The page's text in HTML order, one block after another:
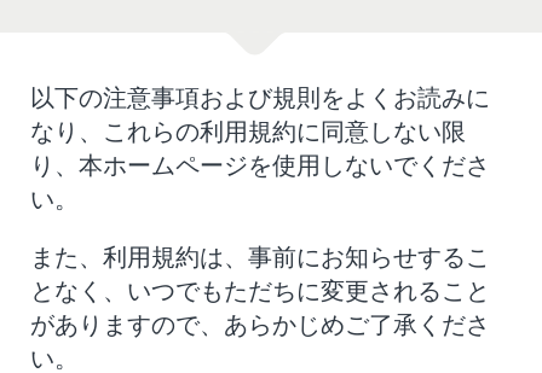
以下の注意事項および規則をよくお読みに
なり、これらの利用規約に同意しない限
り、本ホームページを使用しないでくださ
い。
また、利用規約は、事前にお知らせするこ
となく、いつでもただちに変更されること
がありますので、あらかじめご了承くださ
い。